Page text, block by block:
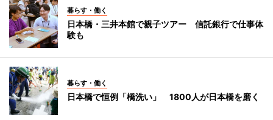
暮らす・働く
日本橋・三井本館で親子ツアー 信託銀行で仕事体
験も
暮らす・働く
日本橋で恒例「橋洗い」 1800人が日本橋を磨く